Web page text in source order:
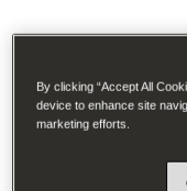
By clicking “Accept All
device to enhance site
marketing efforts.